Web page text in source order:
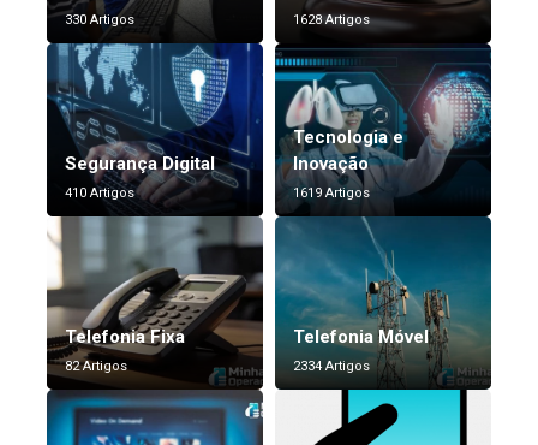
330 Artigos 1628 Artigos
Segurança Digital
410 Artigos
Tecnologia e
Inovação
1619 Artigos
Telefonia Fixa
82 Artigos
Telefonia Móvel
2334 Artigos